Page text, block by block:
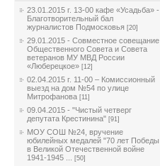
23.01.2015 г. 13-00 кафе «Усадьба» -
Благотворительный бал
журналистов Подмосковья [20]
29.01.2015 - Совместное совещание
Общественного Совета и Совета
ветеранов МУ МВД России
«Люберецкое» [12]
02.04.2015 г. 11-00 – Комиссионный
выезд на дом №54 по улице
Митрофанова [11]
09.04.2015 - "Чистый четверг
депутата Крестинина" [91]
МОУ СОШ №24, вручение
юбилейных медалей "70 лет Победы
в Великой Отечественной войне
1941-1945 ...
[50]